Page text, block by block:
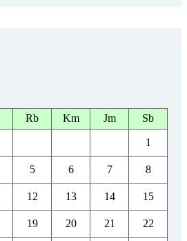
Rb Km Jm Sb
1
5 6 7 8
12 13 14 15
19 20 21 22